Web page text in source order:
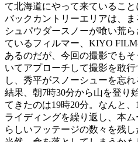
て北海道にやって来ているこ
バックカントリーエリアは、
シュパウダースノーが喰い荒
ているフィルマー、KIYO
あるのだが、今回の撮影でも
いてアプローチして撮影を敢
し、秀平がスノーシューを忘
結果、朝7時30分から山を登り
てきたのは19時20分。なんと
ライディングを繰り返し、本
らしいフッテージの数々を残